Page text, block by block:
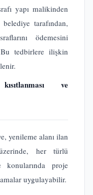
yapı malikinden
tarafından,
ödemesini
Bu tedbirlere ilişkin
ve
yenileme alanı ilan
her türlü
konularında proje
uygulayabilir.